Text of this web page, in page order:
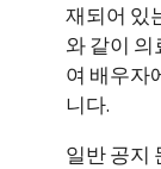
재되어 있
와 같이
여 배우자
니다.
일반 공지